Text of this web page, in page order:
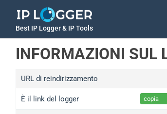
Best IP Logger & IP Tools
INFORMAZIONI SUL
URL di reindirizzamento
È il link del logger copia